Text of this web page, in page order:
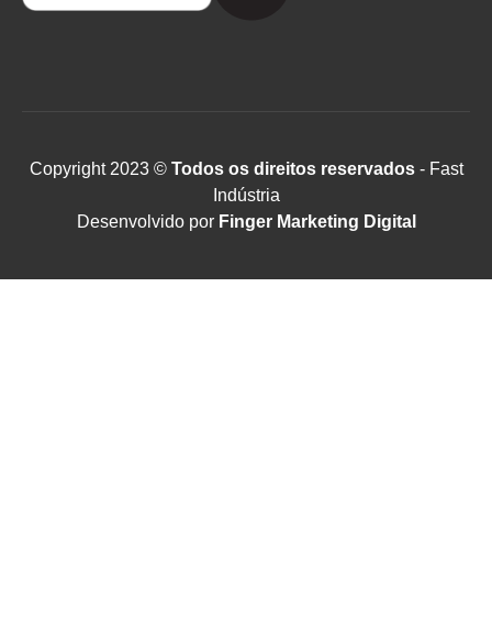
Copyright 2023 ©Todos os direitos reservados- Fast
Indústria
Desenvolvido por Finger Marketing Digital